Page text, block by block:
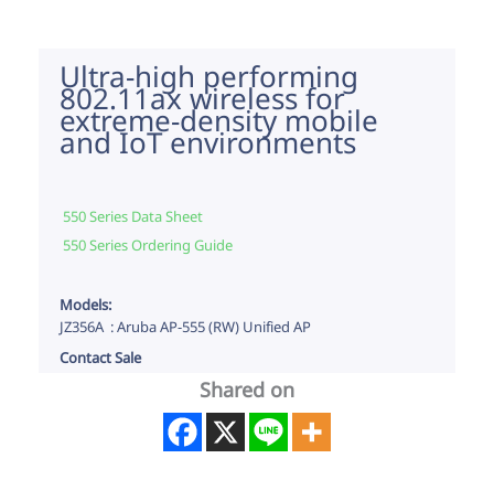
Ultra-high performing
802.11ax wireless for
extreme-density mobile
and IoT environments
550 Series Data Sheet
550 Series Ordering Guide
Models:
JZ356A : Aruba AP-555 (RW) Unified AP
Contact Sale
Shared on